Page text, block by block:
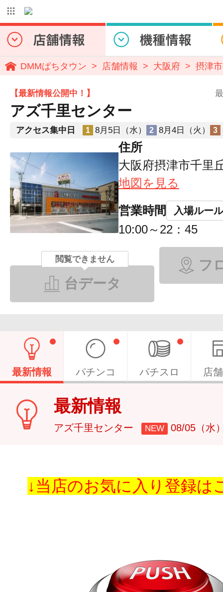
DMMぱちタウン 店舗情報 大阪府 摂津市
【最新情報公開中！】
アズ千里センター
アクセス集中日 1 8月5日（水） 2 8月4日（火） 3
住所
大阪府摂津市千里
地図を見る
営業時間 入場ルール
10:00～22：45
閲覧できません
台データ
フ
最新情報 パチンコ パチスロ 店
最新情報
アズ千里センター NEW 08/05（水
↓当店のお気に入り登録は